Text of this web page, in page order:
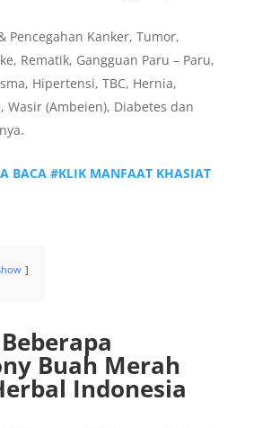
Pencegahan Kanker, Tumor,
Rematik, Gangguan Paru – Paru,
Hipertensi, TBC, Hernia,
Wasir (Ambeien), Diabetes dan
BACA #KLIK MANFAAT KHASIAT
Buah Merah
Indonesia